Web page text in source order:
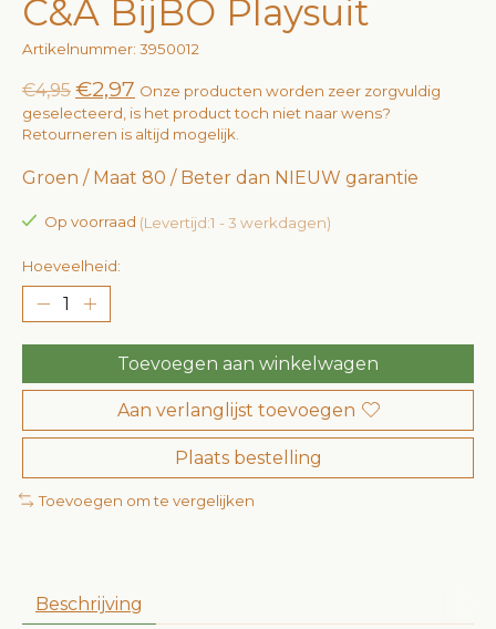
C&A BijBO Playsuit
Artikelnummer: 3950012
€4,95 €2,97 Onze producten worden zeer zorgvuldig
geselecteerd, is het product toch niet naar wens?
Retourneren is altijd mogelijk.
Groen / Maat 80 / Beter dan NIEUW garantie
Op voorraad (Levertijd:1 - 3 werkdagen)
Hoeveelheid:
Toevoegen aan winkelwagen
Aan verlanglijst toevoegen
Plaats bestelling
Toevoegen om te vergelijken
Beschrijving